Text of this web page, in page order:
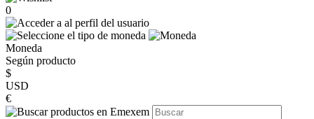
0
Moneda
Según producto
$
USD
€